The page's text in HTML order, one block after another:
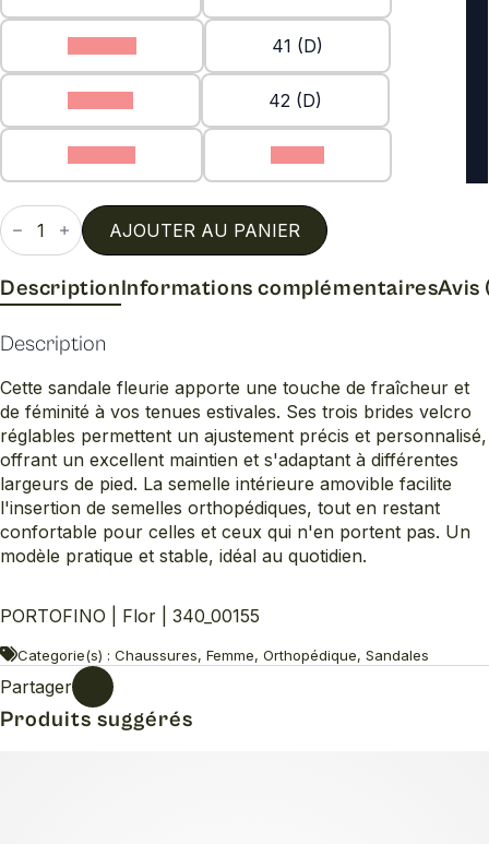
41 (D)
42 (D)
quantité
de
Flor
AJOUTER AU PANIER
DescriptionInformations complémentairesAvis
Description
Cette sandale fleurie apporte une touche de fraîcheur et
de féminité à vos tenues estivales. Ses trois brides velcro
réglables permettent un ajustement précis et personnalisé,
offrant un excellent maintien et s'adaptant à différentes
largeurs de pied. La semelle intérieure amovible facilite
l'insertion de semelles orthopédiques, tout en restant
confortable pour celles et ceux qui n'en portent pas. Un
modèle pratique et stable, idéal au quotidien.
PORTOFINO | Flor | 340_00155
Categorie(s) : Chaussures, Femme, Orthopédique, Sandales
Partager
Produits suggérés